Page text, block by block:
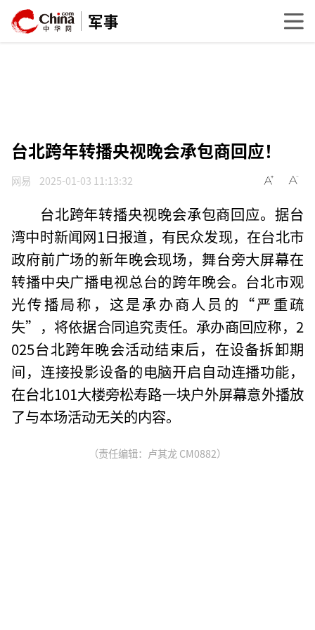
军事
台北跨年转播央视晚会承包商回应！
网易 2025-01-03 11:13:32
台北跨年转播央视晚会承包商回应。据台
湾中时新闻网1日报道，有民众发现，在台北市
政府前广场的新年晚会现场，舞台旁大屏幕在
转播中央广播电视总台的跨年晚会。台北市观
光传播局称，这是承办商人员的“严重疏
失”，将依据合同追究责任。承办商回应称，2
025台北跨年晚会活动结束后，在设备拆卸期
间，连接投影设备的电脑开启自动连播功能，
在台北101大楼旁松寿路一块户外屏幕意外播放
了与本场活动无关的内容。
（责任编辑：卢其龙 CM0882）